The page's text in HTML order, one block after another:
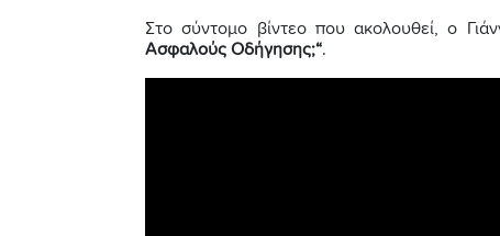
Στο σύντομο βίντεο που ακολουθεί, ο
Ασφαλούς Οδήγησης;“.